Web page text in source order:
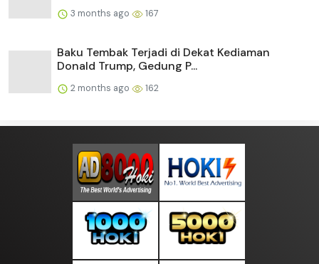
3 months ago 167
Baku Tembak Terjadi di Dekat Kediaman
Donald Trump, Gedung P...
2 months ago 162